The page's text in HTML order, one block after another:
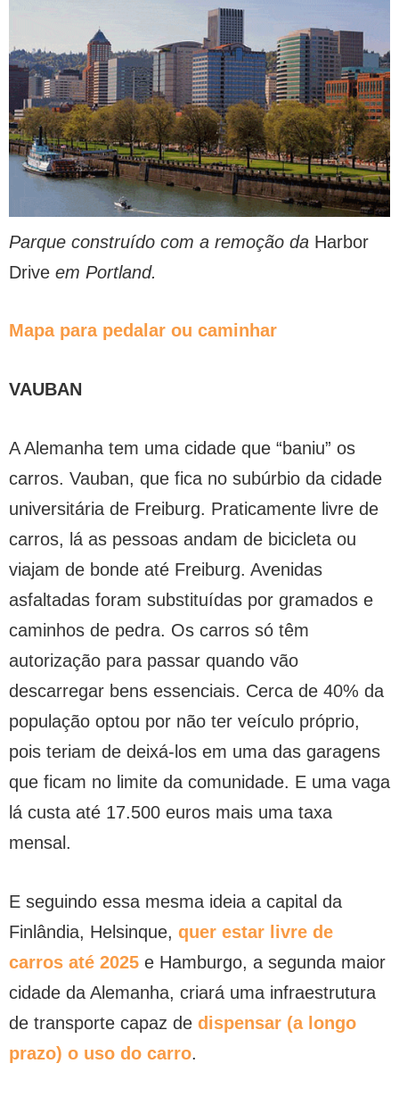
Parque construído com a remoção da Harbor
Drive em Portland.
Mapa para pedalar ou caminhar
VAUBAN
A Alemanha tem uma cidade que “baniu” os
carros. Vauban, que fica no subúrbio da cidade
universitária de Freiburg. Praticamente livre de
carros, lá as pessoas andam de bicicleta ou
viajam de bonde até Freiburg. Avenidas
asfaltadas foram substituídas por gramados e
caminhos de pedra. Os carros só têm
autorização para passar quando vão
descarregar bens essenciais. Cerca de 40% da
população optou por não ter veículo próprio,
pois teriam de deixá-los em uma das garagens
que ficam no limite da comunidade. E uma vaga
lá custa até 17.500 euros mais uma taxa
mensal.
E seguindo essa mesma ideia a capital da
Finlândia, Helsinque, quer estar livre de
carros até 2025 e Hamburgo, a segunda maior
cidade da Alemanha, criará uma infraestrutura
de transporte capaz de dispensar (a longo
prazo) o uso do carro.